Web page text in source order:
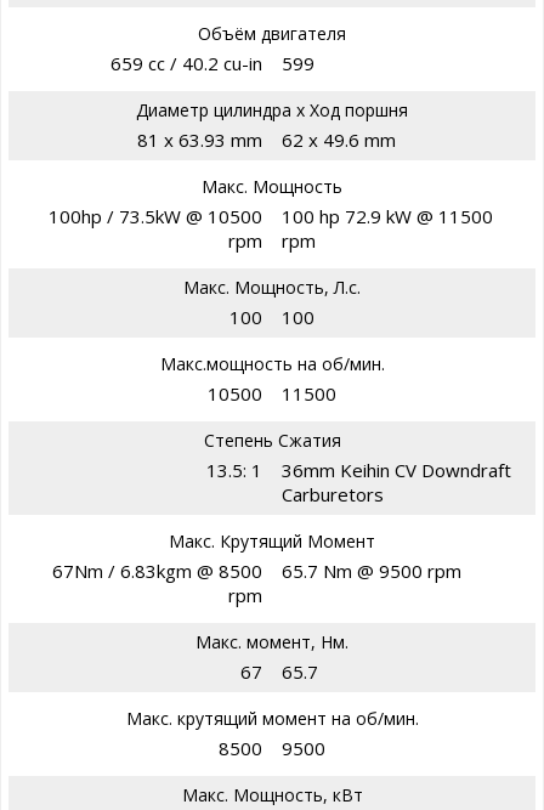
Объём двигателя
659 cc / 40.2 cu-in 599
Диаметр цилиндра х Ход поршня
81 x 63.93 mm 62 x 49.6 mm
Макс. Мощность
100hp / 73.5kW @ 10500
rpm
100 hp 72.9 kW @ 11500
rpm
Макс. Мощность, Л.с.
100 100
Макс.мощность на об/мин.
10500 11500
Степень Сжатия
13.5: 1
36mm Keihin CV Downdraft
Carburetors
Макс. Крутящий Момент
67Nm / 6.83kgm @ 8500
rpm
65.7 Nm @ 9500 rpm
Макс. момент, Нм.
67 65.7
Макс. крутящий момент на об/мин.
8500 9500
Макс. Мощность, кВт